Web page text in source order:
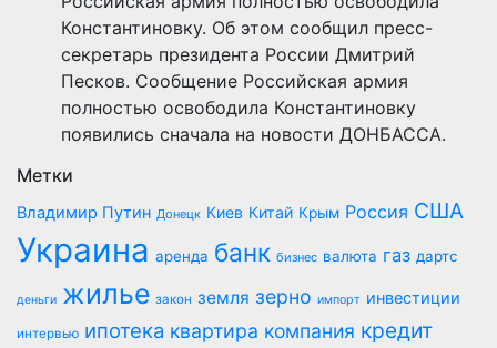
Константиновку. Об этом сообщил пресс-
секретарь президента России Дмитрий
Песков. Сообщение Российская армия
полностью освободила Константиновку
появились сначала на новости ДОНБАССА.
Метки
Владимир Путин Донецк Киев Китай Крым Россия США
Украина аренда банк бизнес валюта газ дартс
деньги жилье закон земля зерно импорт инвестиции
интервью ипотека квартира компания кредит